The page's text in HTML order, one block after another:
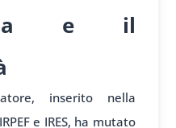
e il
inserito nella
e IRES, ha mutato